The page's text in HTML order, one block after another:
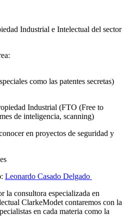
Industrial e Intelectual del sector
como las patentes secretas)
Industrial (FTO (Free to
de inteligencia, scanning)
en proyectos de seguridad y
: Leonardo Casado Delgado
la consultora especializada en
ClarkeModet contaremos con la
en cada materia como la